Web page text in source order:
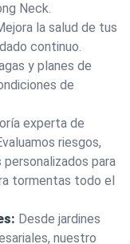
Neck.
la salud de tus
continuo.
y planes de
de
experta de
riesgos,
para
tormentas todo el
Desde jardines
nuestro